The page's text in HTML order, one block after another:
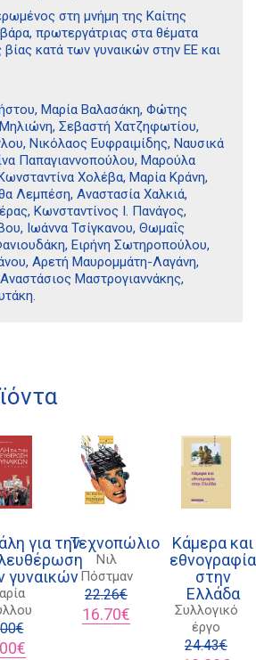
στη μνήμη της Καίτης
πρωτεργάτριας στα θέματα
βίας κατά των γυναικών στην ΕΕ και
Μαρία Βαλασάκη, Φώτης
Σεβαστή Χατζηφωτίου,
Νικόλαος Ευφραιμίδης, Ναυσικά
Παπαγιαννοπούλου, Μαρούλα
Χολέβα, Μαρία Κράνη,
Λεμπέση, Αναστασία Χαλκιά,
Κωνσταντίνος Ι. Πανάγος,
Ιωάννα Τσίγκανου, Θωμαΐς
Ειρήνη Σωτηροπούλου,
Αρετή Μαυρομμάτη-Λαγάνη,
Μαστρογιαννάκης,
για την
γυναικών
€
€
Τεχνοπώλιο
Νιλ
Πόστμαν
22.26€
Original
price
16.70€
τρέχουσα
Κάμερα και
εθνογραφία
στην
Ελλάδα
Συλλογικό
έργο
24.43€
21 1750 8340
προστασίας δεδομένων
επιστροφών
Τρόποι Πληρωμής
Όροι χρήσης
Αποστολές